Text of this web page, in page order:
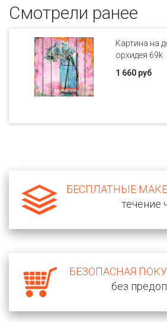
Смотрели ранее
Картина на
орхидея 69k
1 660 руб
БЕСПЛАТНЫЕ
течение
БЕЗОПАСНАЯ
без